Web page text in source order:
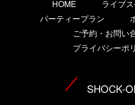
HOME
ライブ
パーティープラン
ご予約・お問い
プライバシーポ
SHOCK-